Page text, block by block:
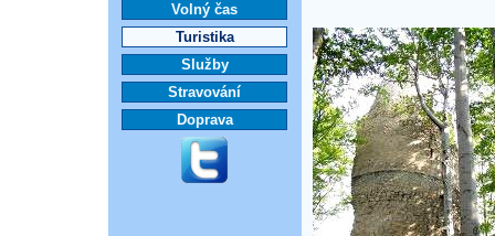
Volný čas
Turistika
Služby
Stravování
Doprava